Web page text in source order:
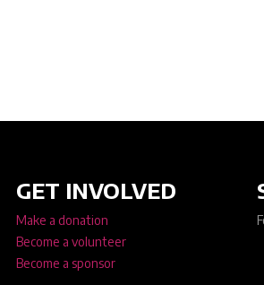
GET INVOLVED
Make a donation
Become a volunteer
Become a sponsor